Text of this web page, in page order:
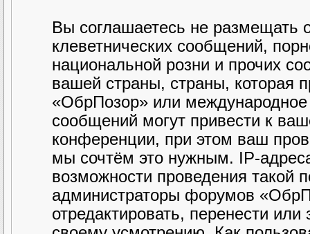
Вы соглашаетесь не размещать
клеветнических сообщений,
национальной розни и прочих
вашей страны, страны, которая
«ОбрПозор» или
сообщений могут привести к
конференции, при этом ваш
мы сочтём это нужным. IP-
возможности проведения такой
администраторы форумов
отредактировать, перенести